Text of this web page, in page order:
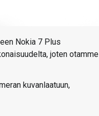
Nokia 7 Plus
joten otamme
kuvanlaatuun,